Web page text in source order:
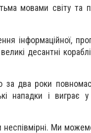
мовами світу та
інформаційної,
десантні
два роки
нападки і виграє у
Ми